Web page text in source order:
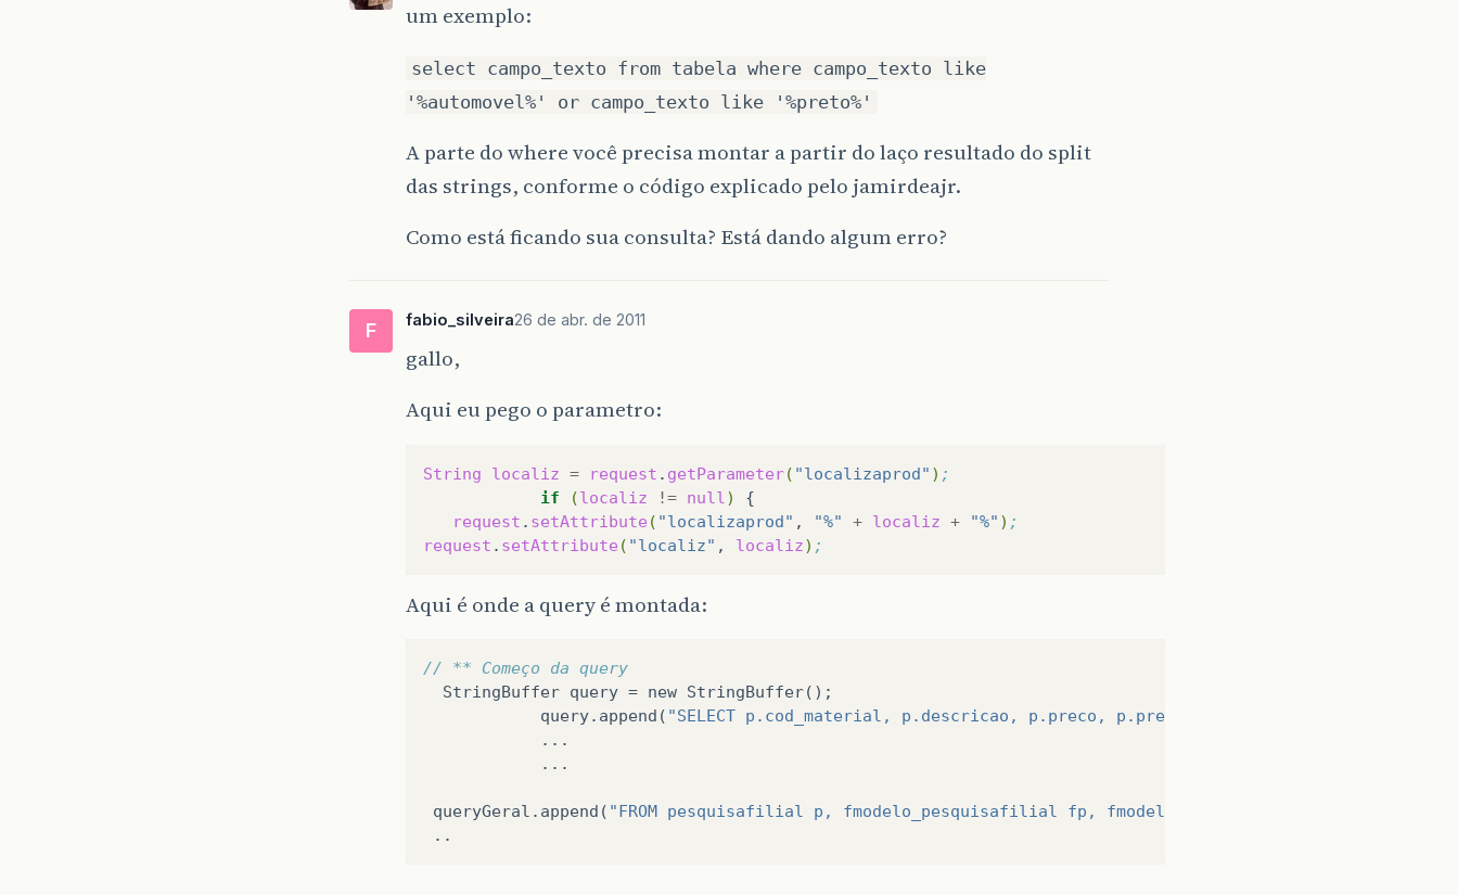
um exemplo:
select campo_texto from tabela where campo_texto like
'%automovel%' or campo_texto like '%preto%'
A parte do where você precisa montar a partir do laço resultado do split
das strings, conforme o código explicado pelo jamirdeajr.
Como está ficando sua consulta? Está dando algum erro?
F fabio_silveira26 de abr. de 2011
gallo,
Aqui eu pego o parametro:
String localiz = request . getParameter( "localizaprod" ) ;
if
(localiz != null )
{
request . setAttribute ( "localizaprod" , "%" + localiz + "%" ) ;
request . setAttribute ( "localiz" , localiz) ;
Aqui é onde a query é montada:
// ** Começo da query
StringBuffer query = new StringBuffer();
query. append ( "SELECT p.cod_material, p.descricao, p.preco, p.preco_tfabrica,
...
...
queryGeral . append ( "FROM pesquisafilial p, fmodelo_pesquisafilial fp, fmodelo f, emontadora e, armv a,
..